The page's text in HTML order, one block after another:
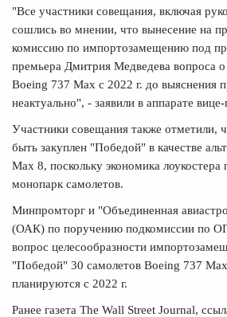
"Все участники совещания, включая
сошлись во мнении, что вынесение на
комиссию по импортозамещению под
премьера Дмитрия Медведева вопроса о
Boeing 737 Max с 2022 г. до выяснения
неактуально", - заявили в аппарате
Участники совещания также
быть закуплен "Победой" в качестве
Max 8, поскольку экономика лоукостера
монопарк самолетов.
Минпромторг и "Объединенная
(ОАК) по поручению подкомиссии по
вопрос целесообразности
"Победой" 30 самолетов Boeing 737
планируются с 2022 г.
Ранее газета The Wall Street Journal,